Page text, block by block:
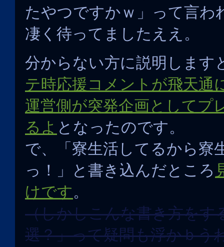
たやつですかｗ」って言わ
凄く待ってましたええ。
分からない方に説明します
テ時応援コメントが飛天通
運営側が突発企画としてプ
るよ となったのです。
で、「寮生活してるから寮
っ！」と書き込んだところ
けです。
（しかしこんな書き方をす
選？」って疑問も浮かｂう